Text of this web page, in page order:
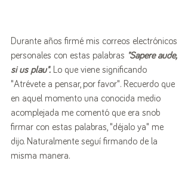
Durante años firmé mis correos electrónicos
personales con estas palabras "Sapere aude,
si us plau". Lo que viene significando
"Atrévete a pensar, por favor". Recuerdo que
en aquel momento una conocida medio
acomplejada me comentó que era snob
firmar con estas palabras, "déjalo ya" me
dijo. Naturalmente seguí firmando de la
misma manera.